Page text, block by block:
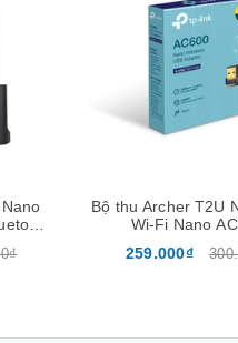
USB
Bộ Thu TL-
Fi Mini Chuẩn N
195.000₫